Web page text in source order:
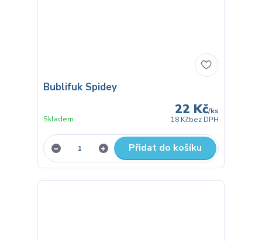
Bublifuk Spidey
22 Kč/ks
18 Kčbez DPH
Skladem
Přidat do košíku